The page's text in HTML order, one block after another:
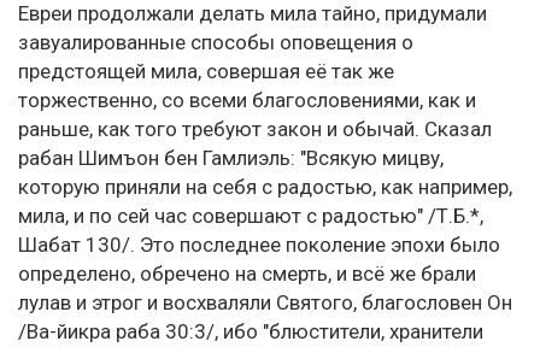
Евреи продолжали делать мила тайно, придумали
завуалированные способы оповещения о
предстоящей мила, совершая её так же
торжественно, со всеми благословениями, как и
раньше, как того требуют закон и обычай. Сказал
рабан Шимъон бен Гамлиэль: "Всякую мицву,
которую приняли на себя с радостью, как например,
мила, и по сей час совершают с радостью" /Т.Б.*,
Шабат 130/. Это последнее поколение эпохи было
определено, обречено на смерть, и всё же брали
лулав и этрог и восхваляли Святого, благословен Он
/Ва-йикра раба 30:3/, ибо "блюстители, хранители